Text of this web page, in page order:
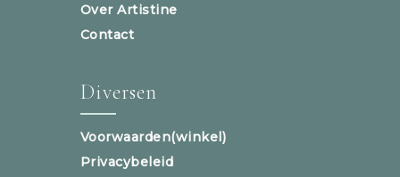
Over Artistine
Contact
Diversen
Voorwaarden(winkel)
Privacybeleid